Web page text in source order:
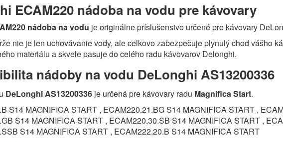
ECAM220 nádoba na vodu pre kávovary
nádoba na vodu je originálne príslušenstvo určené pre kávovary
nie je len uchovávanie vody, ale celkovo zabezpečuje plynulý chod vášho
materiálu a skvele pasuje do celého radu kávovarov Delonghi.
nádoby na vodu DeLonghi AS13200336
DeLonghi AS13200336 je určená pre kávovary radu Magnifica Start.
S14 MAGNIFICA START , ECAM220.21.BG S14 MAGNIFICA START ,
S14 MAGNIFICA START , ECAM220.30.SB S14 MAGNIFICA START ,
S14 MAGNIFICA START , ECAM222.20.B S14 MAGNIFICA START